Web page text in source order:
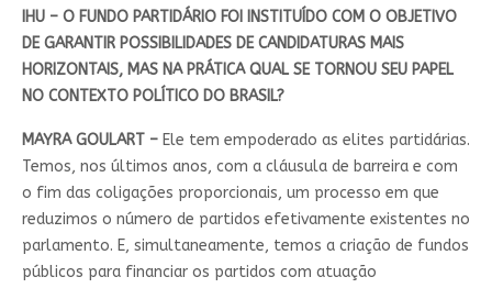
IHU – O FUNDO PARTIDÁRIO FOI INSTITUÍDO COM O OBJETIVO
DE GARANTIR POSSIBILIDADES DE CANDIDATURAS MAIS
HORIZONTAIS, MAS NA PRÁTICA QUAL SE TORNOU SEU PAPEL
NO CONTEXTO POLÍTICO DO BRASIL?
MAYRA GOULART –Ele tem empoderado as elites partidárias.
Temos, nos últimos anos, com a cláusula de barreira e com
o fim das coligações proporcionais, um processo em que
reduzimos o número de partidos efetivamente existentes no
parlamento. E, simultaneamente, temos a criação de fundos
públicos para financiar os partidos com atuação